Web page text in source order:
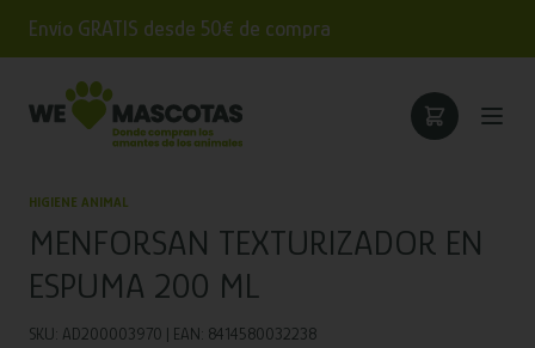
Envío GRATIS desde 50€ de compra
HIGIENE ANIMAL
MENFORSAN TEXTURIZADOR EN
ESPUMA 200 ML
SKU: AD200003970 | EAN: 8414580032238